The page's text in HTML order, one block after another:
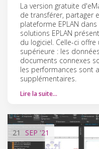
La version gratuite
de transférer, partager
plateforme EPLAN
solutions EPLAN
du logiciel. Celle-ci
supérieure : les
documents connexes
les performances sont
supplémentaires.
Lire la suite…
21 SEP '21